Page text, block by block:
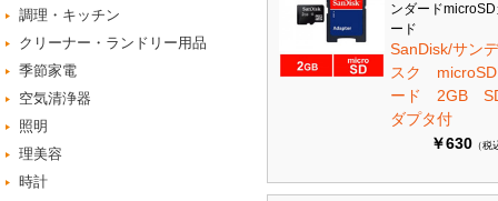
調理・キッチン
クリーナー・ランドリー用品
季節家電
空気清浄器
照明
理美容
時計
ンダード
ード
SanDisk/サン
スク
ード 2GB
ダプタ付
￥630 （税